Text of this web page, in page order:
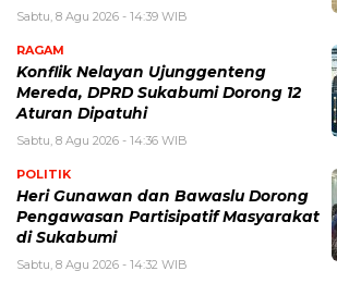
Sabtu, 8 Agu 2026 - 14:39 WIB
RAGAM
Konflik Nelayan Ujunggenteng
Mereda, DPRD Sukabumi Dorong 12
Aturan Dipatuhi
Sabtu, 8 Agu 2026 - 14:36 WIB
POLITIK
Heri Gunawan dan Bawaslu Dorong
Pengawasan Partisipatif Masyarakat
di Sukabumi
Sabtu, 8 Agu 2026 - 14:32 WIB